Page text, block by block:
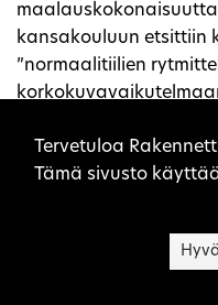
kansakouluun etsittiin
”normaalitiilien
koristamiseen”
toteuttaisi
voitti Kimmo Kaivanto,
toteutettiin vuonna
Sivuston
Tervetuloa
Tämä sivusto